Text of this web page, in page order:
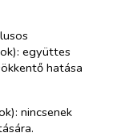
együttes
hatása
nincsenek